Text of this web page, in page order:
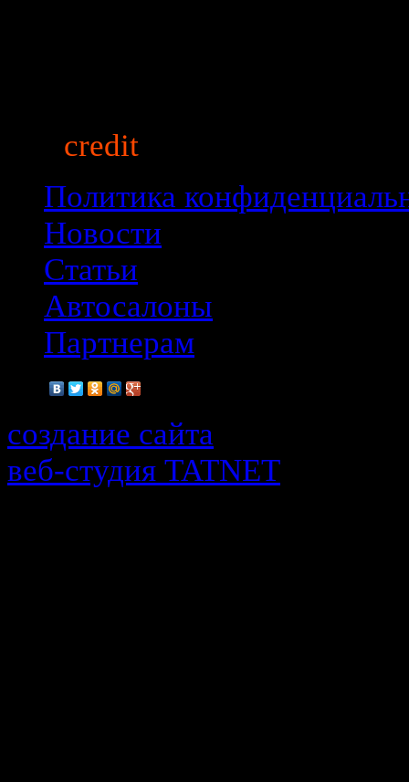
credit
Политика
Новости
Статьи
Автосалоны
Партнерам
создание сайта
веб-cтудия TATNET